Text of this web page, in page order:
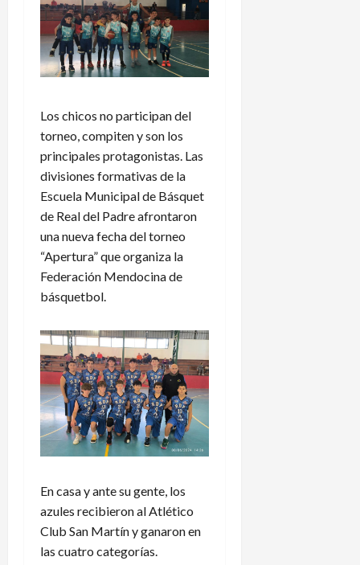
Los chicos no participan del
torneo, compiten y son los
principales protagonistas. Las
divisiones formativas de la
Escuela Municipal de Básquet
de Real del Padre afrontaron
una nueva fecha del torneo
“Apertura” que organiza la
Federación Mendocina de
básquetbol.
En casa y ante su gente, los
azules recibieron al Atlético
Club San Martín y ganaron en
las cuatro categorías.